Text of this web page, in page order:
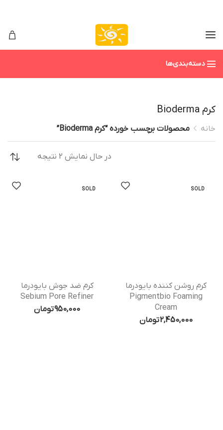
دسته‌بندی‌ها
کرم Bioderma
خانه محصولات برچسب خورده “کرم Bioderma”
در حال نمایش 2 نتیجه
SOLD
کرم روشن کننده بایودرما
Pigmentbio Foaming
Cream
2,450,000تومان
SOLD
کرم ضد جوش بایودرما
Sebium Pore Refiner
950,000تومان